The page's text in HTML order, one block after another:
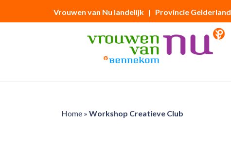
Vrouwen van Nu landelijk | Provincie Gelderland
Home» Workshop Creatieve Club